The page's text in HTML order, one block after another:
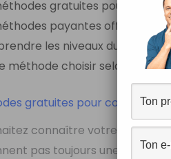
gratuites pour
payantes officielles
les niveaux du CECRL
méthode choisir selon votre
gratuites pour connaître
connaître votre niveau
pas toujours une